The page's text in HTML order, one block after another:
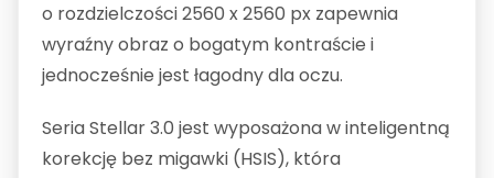
o rozdzielczości 2560 x 2560 px zapewnia
wyraźny obraz o bogatym kontraście i
jednocześnie jest łagodny dla oczu.
Seria Stellar 3.0 jest wyposażona w inteligentną
korekcję bez migawki (HSIS), która